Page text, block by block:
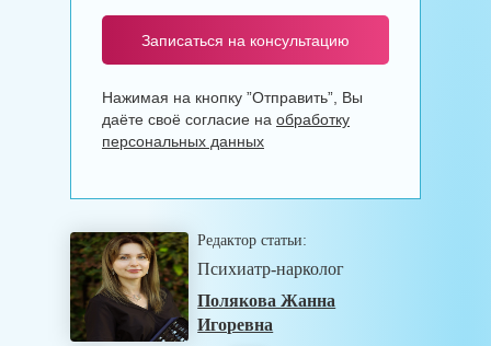
Записаться на консультацию
Нажимая на кнопку ”Отправить”, Вы
даёте своё согласие на обработку
персональных данных
Редактор статьи:
Психиатр-нарколог
Полякова Жанна
Игоревна